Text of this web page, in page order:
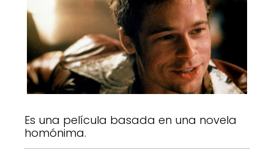
Es una película basada en una novela
homónima.